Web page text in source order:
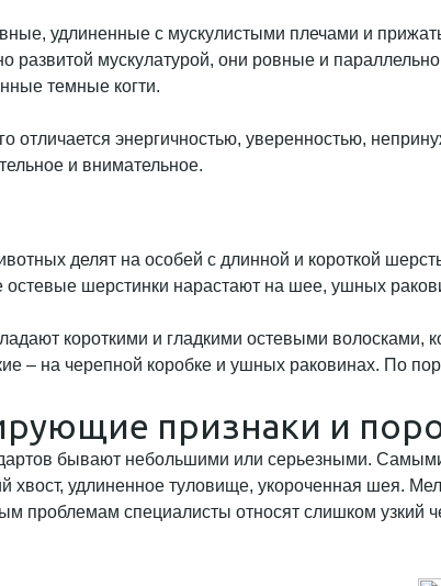
удлиненные с мускулистыми плечами и
развитой мускулатурой, они ровные и
темные когти.
отличается энергичностью, уверенностью,
и внимательное.
делят на особей с длинной и короткой
шерстинки нарастают на шее, ушных
короткими и гладкими остевыми волосками,
– на черепной коробке и ушных раковинах. По
признаки и
бывают небольшими или серьезными.
хвост, удлиненное туловище, укороченная шея.
проблемам специалисты относят слишком узкий